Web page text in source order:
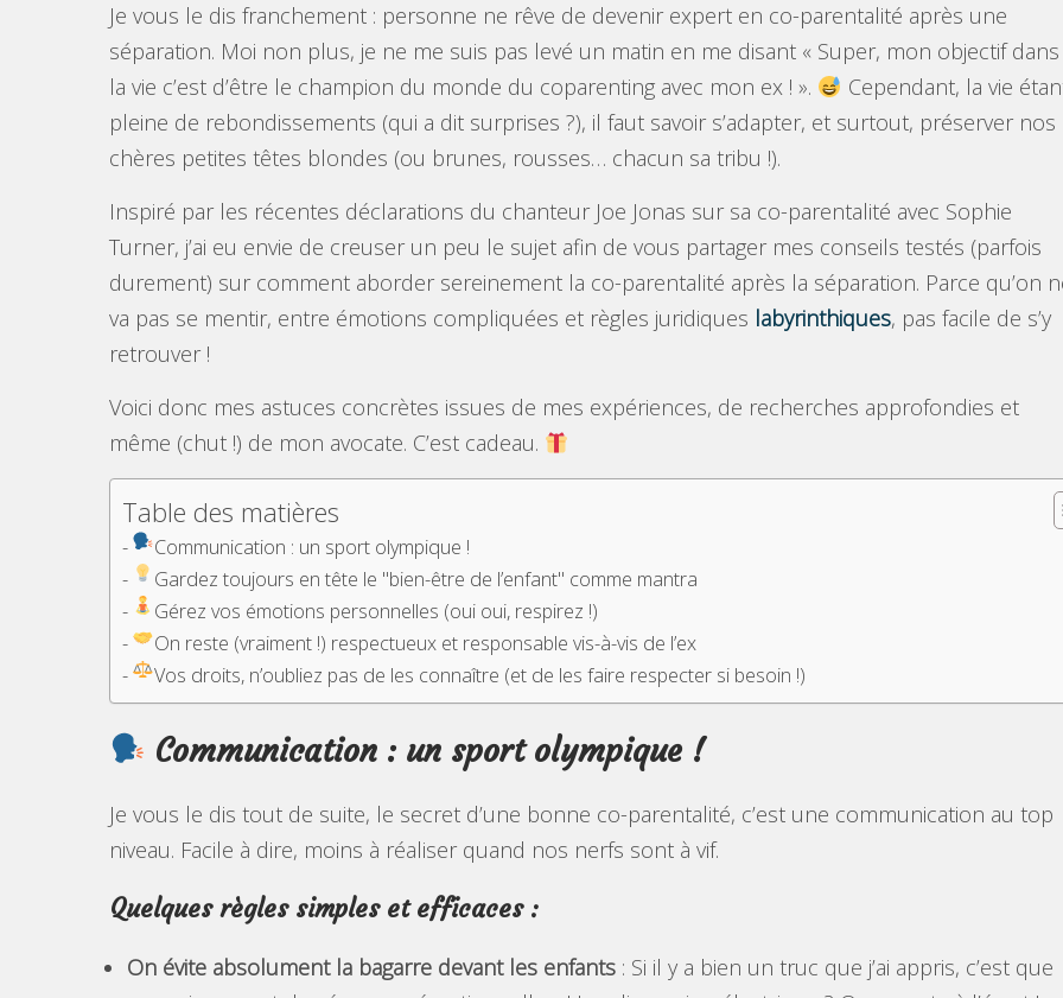
Je vous le dis franchement : personne ne rêve de devenir expert en co-parentalité après une
séparation. Moi non plus, je ne me suis pas levé un matin en me disant « Super, mon objectif dans
la vie c’est d’être le champion du monde du coparenting avec mon ex ! ».
Cependant, la vie
pleine de rebondissements (qui a dit surprises ?), il faut savoir s’adapter, et surtout, préserver nos
chères petites têtes blondes (ou brunes, rousses… chacun sa tribu !).
Inspiré par les récentes déclarations du chanteur Joe Jonas sur sa co-parentalité avec Sophie
Turner, j’ai eu envie de creuser un peu le sujet afin de vous partager mes conseils testés (parfois
durement) sur comment aborder sereinement la co-parentalité après la séparation. Parce qu’on
va pas se mentir, entre émotions compliquées et règles juridiques labyrinthiques, pas facile de s’y
retrouver !
Voici donc mes astuces concrètes issues de mes expériences, de recherches approfondies et
même (chut !) de mon avocate. C’est cadeau.
Table des matières
Communication : un sport olympique !
Gardez toujours en tête le "bien-être de l’enfant" comme mantra
Gérez vos émotions personnelles (oui oui, respirez !)
On reste (vraiment !) respectueux et responsable vis-à-vis de l’ex
Vos droits, n’oubliez pas de les connaître (et de les faire respecter si besoin !)
Communication : un sport olympique !
Je vous le dis tout de suite, le secret d’une bonne co-parentalité, c’est une communication au top
niveau. Facile à dire, moins à réaliser quand nos nerfs sont à vif.
Quelques règles simples et efficaces :
On évite absolument la bagarre devant les enfants : Si il y a bien un truc que j’ai appris, c’est que